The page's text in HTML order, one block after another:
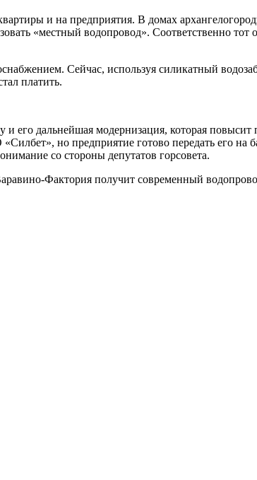
и на предприятия. В домах
«местный водопровод». Соответственно тот
Сейчас, используя силикатный
платить.
и его дальнейшая модернизация, которая
но предприятие готово передать его
со стороны депутатов горсовета.
Фактория получит современный